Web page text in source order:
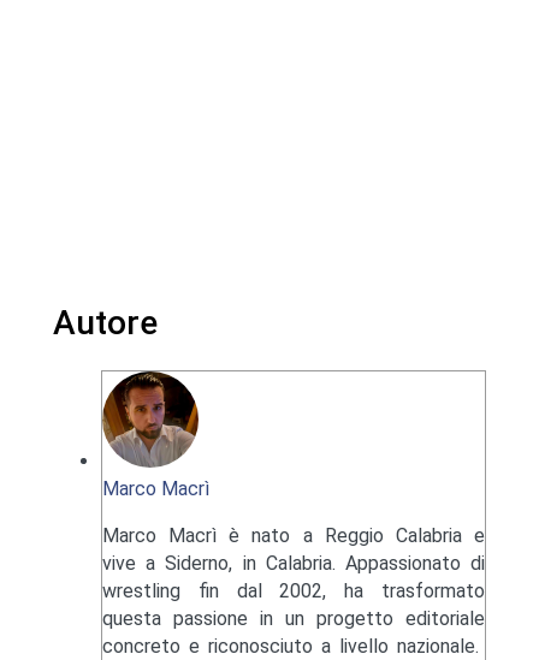
Autore
Marco Macrì
Marco Macrì è nato a Reggio Calabria e
vive a Siderno, in Calabria. Appassionato di
wrestling fin dal 2002, ha trasformato
questa passione in un progetto editoriale
concreto e riconosciuto a livello nazionale.